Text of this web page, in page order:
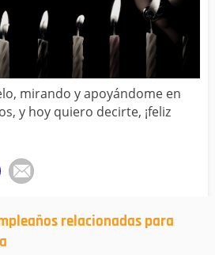
PRIMO
LAS CATEGORÍAS
mirando y apoyándome en
y hoy quiero decirte, ¡feliz
relacionadas para